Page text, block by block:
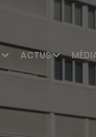
ACTUS